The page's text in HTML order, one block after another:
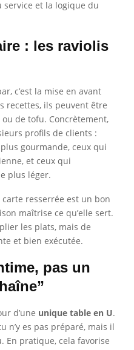
service et la logique du
: les raviolis
c’est la mise en avant
recettes, ils peuvent être
de tofu. Concrètement,
profils de clients :
gourmande, ceux qui
et ceux qui
plus léger.
resserrée est un bon
maîtrise ce qu’elle sert.
les plats, mais de
et bien exécutée.
pas un
d’une unique table en U.
n’y es pas préparé, mais il
En pratique, cela favorise